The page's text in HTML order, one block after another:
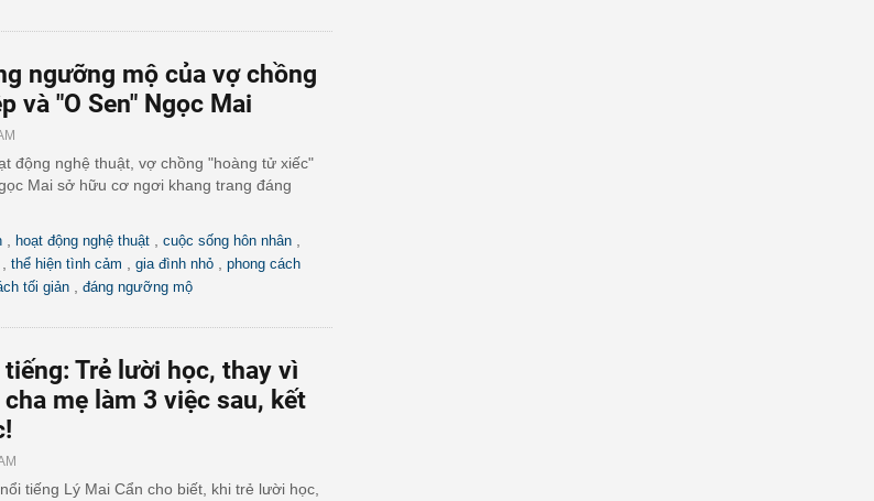
ngưỡng mộ của vợ chồng
và "O Sen" Ngọc Mai
động nghệ thuật, vợ chồng "hoàng tử xiếc"
Mai sở hữu cơ ngơi khang trang đáng
hoạt động nghệ thuật cuộc sống hôn nhân
thể hiện tình cảm gia đình nhỏ
phong cách
tối giản đáng ngưỡng mộ
Trẻ lười học, thay vì
mẹ làm 3 việc sau, kết
tiếng Lý Mai Cẩn cho biết, khi trẻ lười học,